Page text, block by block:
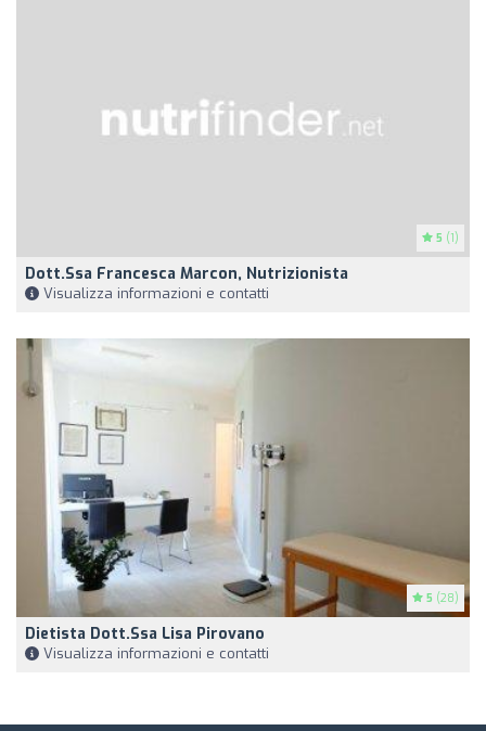
5 (1)
Dott.ssa Francesca Marcon, Nutrizionista
Visualizza informazioni e contatti
5 (28)
Dietista Dott.ssa Lisa Pirovano
Visualizza informazioni e contatti